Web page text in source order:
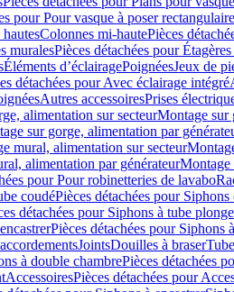
pour Pour vasque à poser rectangulaire
Colonnes mi-hautePièces
muralesPièces détachées pour
Éléments d’éclairagePoignéesJeux de
détachées pour Avec éclairage intégré
Autres accessoiresPrises
alimentation sur secteurMontage sur
sur gorge, alimentation par
mural, alimentation sur secteur
alimentation par générateurMontage
pour Pour robinetteries de lavabo
coudéPièces détachées pour
détachées pour Siphons à tube
Pièces détachées pour Siphons
JointsDouilles à braser
à double chambrePièces détachées
AccessoiresPièces détachées pour